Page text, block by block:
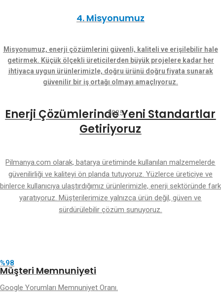
4. Misyonumuz
Misyonumuz, enerji çözümlerini güvenli, kaliteli ve erişilebilir hale
getirmek. Küçük ölçekli üreticilerden büyük projelere kadar her
ihtiyaca uygun ürünlerimizle, doğru ürünü doğru fiyata sunarak
güvenilir bir iş ortağı olmayı amaçlıyoruz.
2025
Enerji ÇözümlerindeYeni Standartlar
Getiriyoruz
Pilmanya.com olarak, batarya üretiminde kullanılan malzemelerde
güvenilirliği ve kaliteyi ön planda tutuyoruz. Yüzlerce üreticiye ve
binlerce kullanıcıya ulaştırdığımız ürünlerimizle, enerji sektöründe fark
yaratıyoruz. Müşterilerimize yalnızca ürün değil, güven ve
sürdürülebilir çözüm sunuyoruz.
%98
Müşteri Memnuniyeti
Google Yorumları Memnuniyet Oranı.